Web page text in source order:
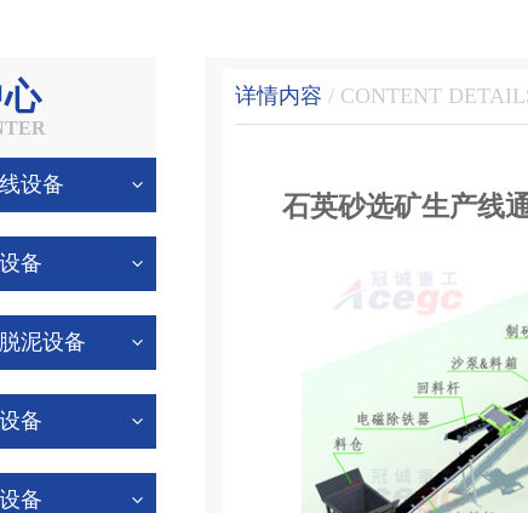
设备
备
泥设备
备
备
详情内容 / CONTENT
石英砂选矿生产线